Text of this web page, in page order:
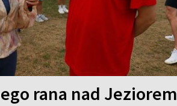
rana nad Jeziorem